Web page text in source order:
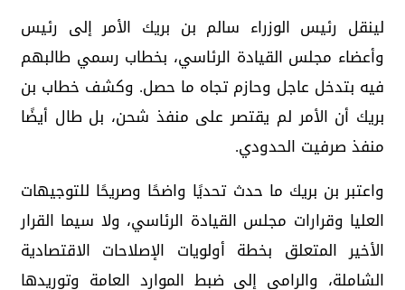
لينقل رئيس الوزراء سالم بن بريك الأمر إلى رئيس
وأعضاء مجلس القيادة الرئاسي، بخطاب رسمي طالبهم
فيه بتدخل عاجل وحازم تجاه ما حصل. وكشف خطاب بن
بريك أن الأمر لم يقتصر على منفذ شحن، بل طال أيضًا
منفذ صرفيت الحدودي.
واعتبر بن بريك ما حدث تحديًا واضحًا وصريحًا للتوجيهات
العليا وقرارات مجلس القيادة الرئاسي، ولا سيما القرار
الأخير المتعلق بخطة أولويات الإصلاحات الاقتصادية
الشاملة، والرامي إلى ضبط الموارد العامة وتوريدها